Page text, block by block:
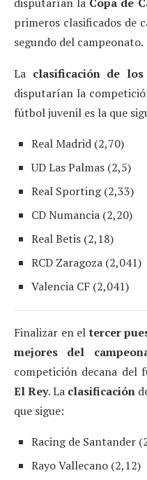
primeros clasificados de
segundo del campeonato.
La clasificación de
disputarían la
fútbol juvenil es la que
Real Madrid (2,70)
UD Las Palmas (2,5)
Real Sporting (2,33)
CD Numancia (2,20)
Real Betis (2,18)
RCD Zaragoza (2,041)
Valencia CF (2,041)
Finalizar en eltercer
mejores del
competición decana del
El Rey. La clasificación
que sigue:
Racing de Santander
Rayo Vallecano (2,12)